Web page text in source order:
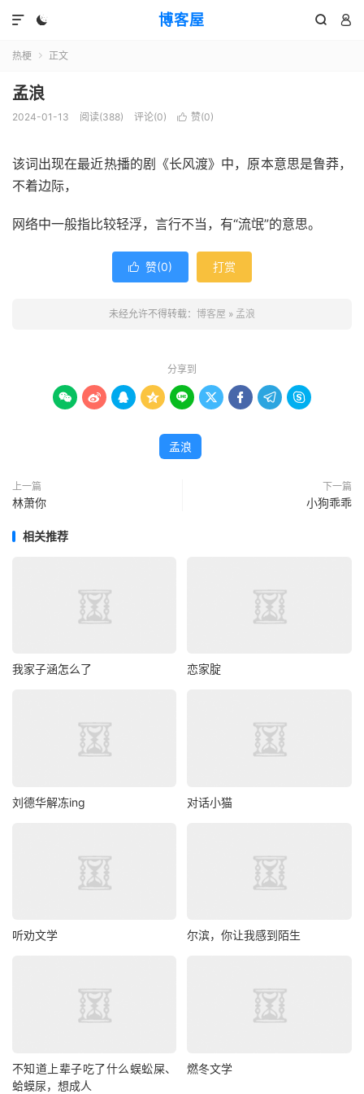
博客屋
  

热梗  正文
孟浪
2024-01-13 阅读(388) 评论(0)  赞(0)
该词出现在最近热播的剧《长风渡》中，原本意思是鲁莽，
不着边际，
网络中一般指比较轻浮，言行不当，有“流氓”的意思。
 赞(0) 打赏
未经允许不得转载： 博客屋 » 孟浪
分享到
        
孟浪
上一篇
林萧你
下一篇
小狗乖乖
相关推荐
我家子涵怎么了 恋家腚
刘德华解冻ing 对话小猫
听劝文学 尔滨，你让我感到陌生
不知道上辈子吃了什么蜈蚣屎、
蛤蟆尿，想成人
燃冬文学